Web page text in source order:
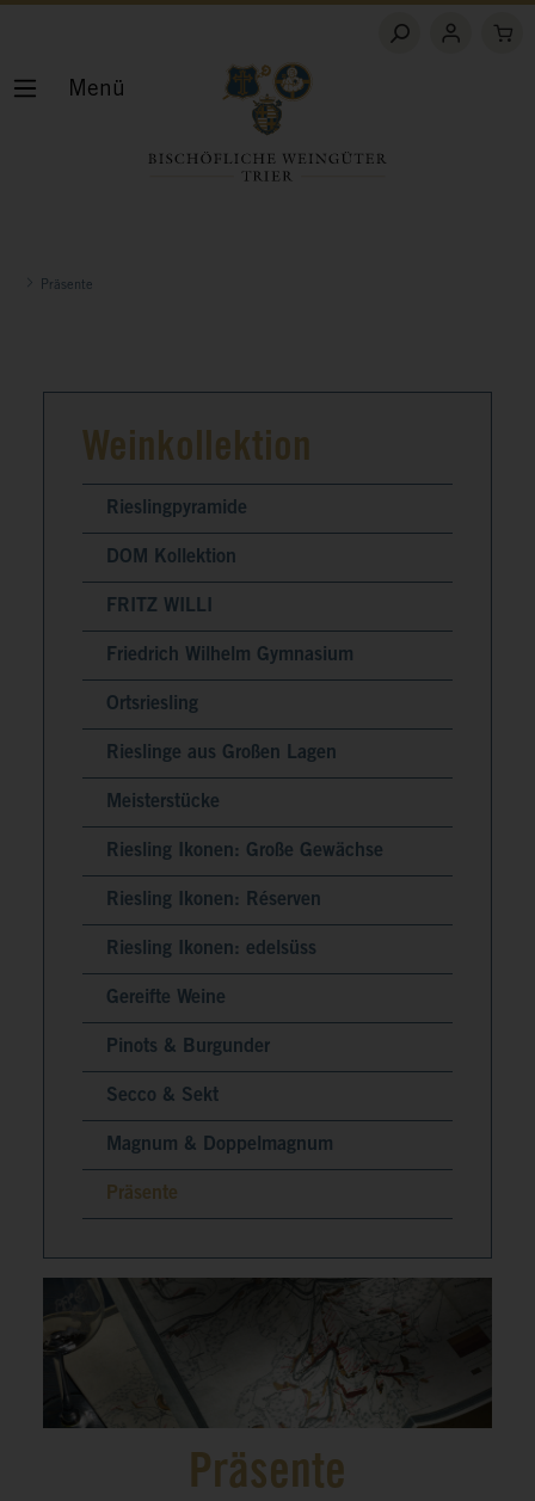
Präsente
Weinkollektion
Rieslingpyramide
DOM Kollektion
FRITZ WILLI
Friedrich Wilhelm Gymnasium
Ortsriesling
Rieslinge aus Großen Lagen
Meisterstücke
Riesling Ikonen: Große Gewächse
Riesling Ikonen: Réserven
Riesling Ikonen: edelsüss
Gereifte Weine
Pinots & Burgunder
Secco & Sekt
Magnum & Doppelmagnum
Präsente
Präsente
Menü